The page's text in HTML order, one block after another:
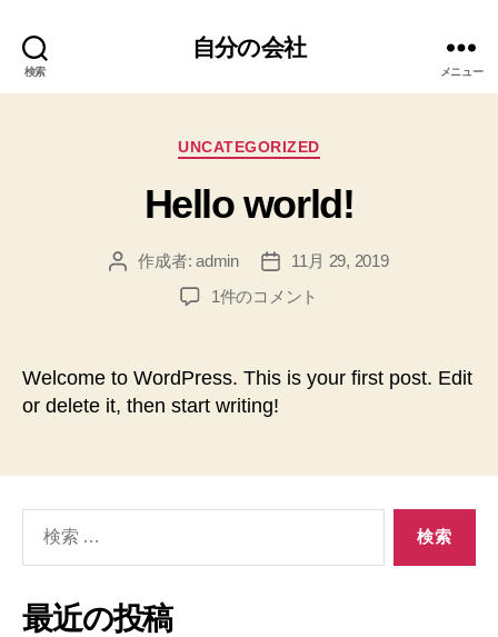
検索
自分の会社
メニュー
カ
ゴ
リ
UNCATEGORIZED
Hello world!
投
作成者:admin
投
稿
11月 29, 2019
Hello
1件のコメント
Welcome to WordPress. This is your first post. Edit
or delete it, then start writing!
象:
最近の投稿